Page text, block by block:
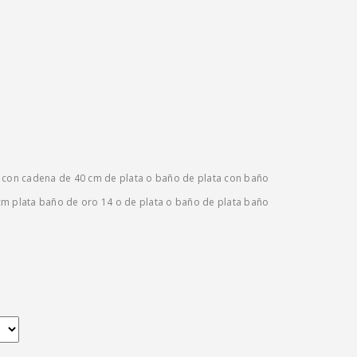
cadena de 40 cm de plata o baño de plata con baño
plata baño de oro 14 o de plata o baño de plata baño